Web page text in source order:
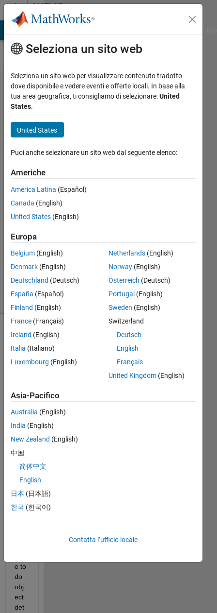
Vai al contenutoMATLAB
Answers
Do I
have to
my
Adrian
4 Mag
2023
2
8 Mag
2023
6
Visualizzazioni
(30 giorni)
Mostra
commenti
meno
recenti
Hell
o, I
e
dat
aba
with
so
ma
e to
do
obj
ect
det
Seleziona un sito web
Seleziona un sito web per visualizzare contenuto tradotto
dove disponibile e vedere eventi e offerte locali. In base alla
tua area geografica, ti consigliamo di selezionare:United
States.
United States
Puoi anche selezionare un sito web dal seguente elenco:
Americhe
América Latina (Español)
Canada (English)
United States (English)
Europa
Belgium (English)
Denmark (English)
Deutschland (Deutsch)
España (Español)
Finland (English)
France (Français)
Ireland (English)
Italia (Italiano)
Luxembourg (English)
Netherlands(English)
Norway(English)
Österreich (Deutsch)
Portugal (English)
Sweden (English)
Switzerland
Deutsch
English
Français
United Kingdom(English)
Asia-Pacifico
Australia (English)
India (English)
New Zealand (English)
中国
简体中文
English
日本 (日本語)
한국 (한국어)
Contatta l’ufficio locale